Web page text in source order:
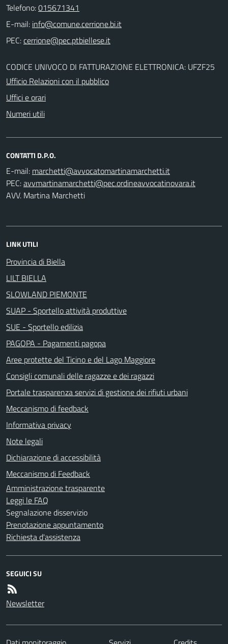
Telefono:015671341
E-mail:
PEC:
CODICE UNIVOCO DI FATTURAZIONE ELETTRONICA: UFZF25
Ufficio Relazioni con il pubblico
Uffici e orari
Numeri utili
CONTATTI D.P.O.
E-mail:
PEC:
AVV. Martina Marchetti
LINK UTILI
Provincia di Biella
LILT BIELLA
SLOWLAND PIEMONTE
SUAP - Sportello attività produttive
SUE - Sportello edilizia
PAGOPA - Pagamenti pagopa
Aree protette del Ticino e del Lago Maggiore
Consigli comunali delle ragazze e dei ragazzi
Portale trasparenza servizi di gestione dei rifiuti urbani
Meccanismo di feedback
Informativa privacy
Note legali
Dichiarazione di accessibilità
Meccanismo di Feedback
Amministrazione trasparente
Leggi le FAQ
Segnalazione disservizio
Prenotazione appuntamento
Richiesta d'assistenza
SEGUICI SU
Newsletter